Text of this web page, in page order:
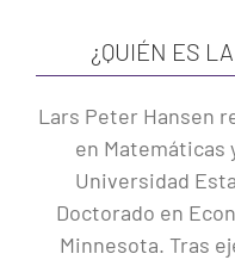
¿QUIÉN ES
Lars Peter Hansen
en Matemáticas
Universidad
Doctorado en
Minnesota. Tras